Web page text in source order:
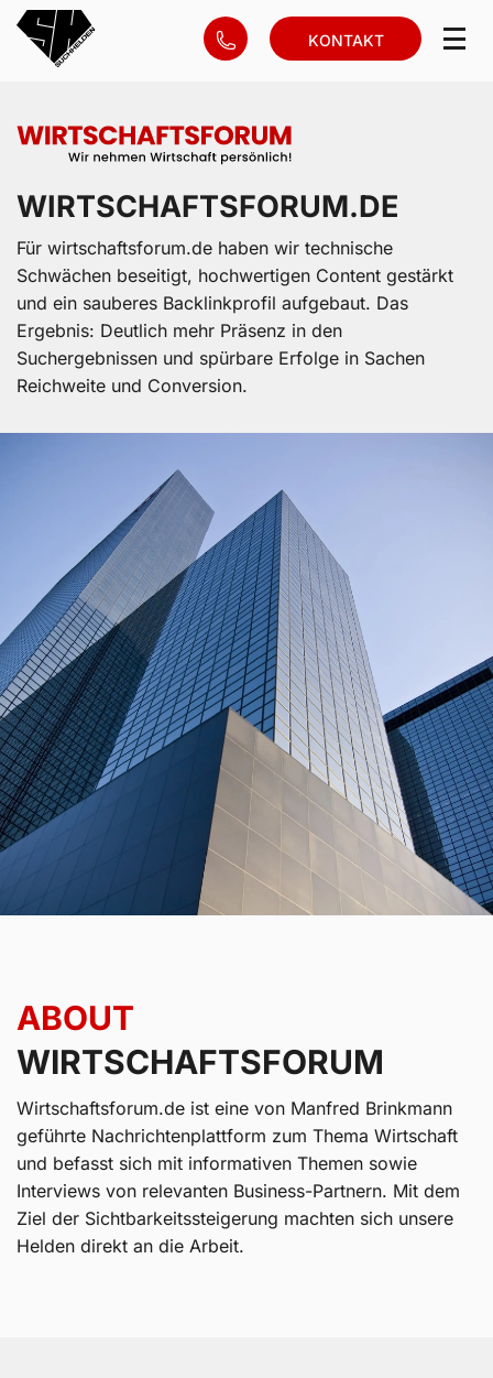
KONTAKT
WIRTSCHAFTSFORUM.DE
Für wirtschaftsforum.de haben wir technische
Schwächen beseitigt, hochwertigen Content gestärkt
und ein sauberes Backlinkprofil aufgebaut. Das
Ergebnis: Deutlich mehr Präsenz in den
Suchergebnissen und spürbare Erfolge in Sachen
Reichweite und Conversion.
ABOUT
WIRTSCHAFTSFORUM
Wirtschaftsforum.de ist eine von Manfred Brinkmann
geführte Nachrichtenplattform zum Thema Wirtschaft
und befasst sich mit informativen Themen sowie
Interviews von relevanten Business-Partnern. Mit dem
Ziel der Sichtbarkeitssteigerung machten sich unsere
Helden direkt an die Arbeit.